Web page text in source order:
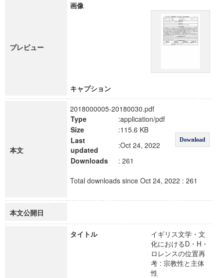
プレビュー
画像
キャプション
本文
2018000005-20180030.pdf
Type
:application/pdf
Download
Size
:115.6 KB
Last
updated
:Oct 24, 2022
Downloads
: 261
Total downloads since Oct 24, 2022 : 261
本文公開日
タイトル
イギリス文学・文
化におけるD・H・
ロレンスの位置再
考 : 宗教性と主体
性